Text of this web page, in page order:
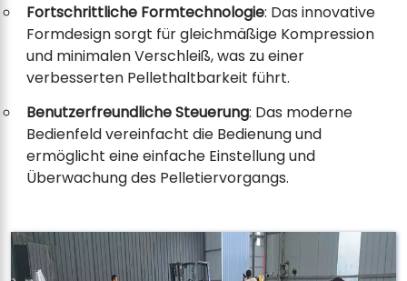
Fortschrittliche Formtechnologie: Das innovative
Formdesign sorgt für gleichmäßige Kompression
und minimalen Verschleiß, was zu einer
verbesserten Pellethaltbarkeit führt.
Benutzerfreundliche Steuerung: Das moderne
Bedienfeld vereinfacht die Bedienung und
ermöglicht eine einfache Einstellung und
Überwachung des Pelletiervorgangs.